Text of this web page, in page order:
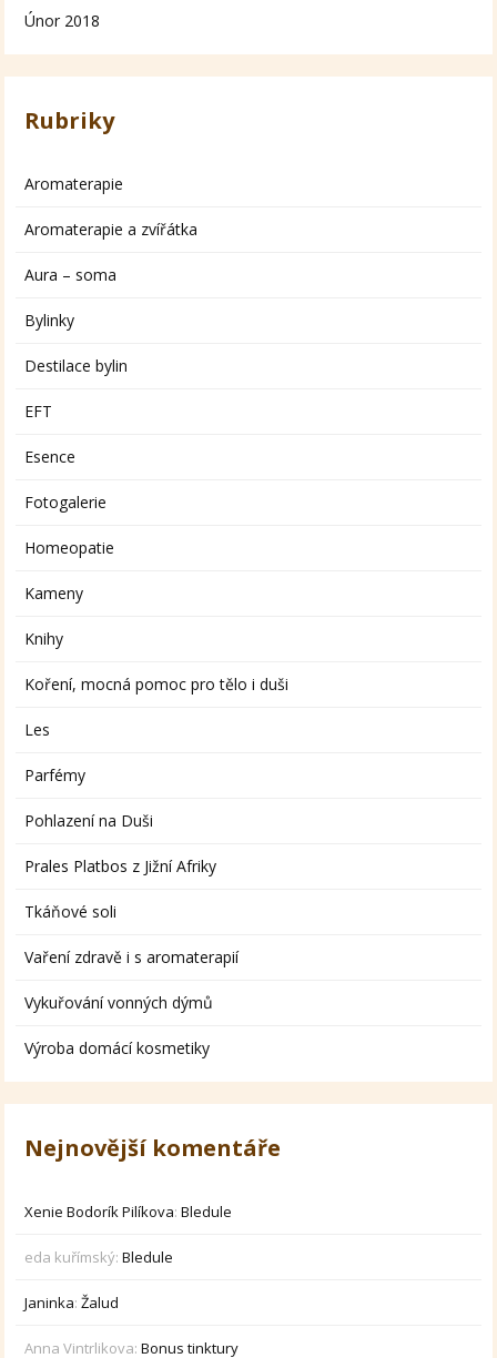
Únor 2018
Rubriky
Aromaterapie
Aromaterapie a zvířátka
Aura – soma
Bylinky
Destilace bylin
EFT
Esence
Fotogalerie
Homeopatie
Kameny
Knihy
Koření, mocná pomoc pro tělo i duši
Les
Parfémy
Pohlazení na Duši
Prales Platbos z Jižní Afriky
Tkáňové soli
Vaření zdravě i s aromaterapií
Vykuřování vonných dýmů
Výroba domácí kosmetiky
Nejnovější komentáře
Xenie Bodorík Pilíkova:Bledule
eda kuřímský:Bledule
Janinka:Žalud
Anna Vintrlikova:Bonus tinktury